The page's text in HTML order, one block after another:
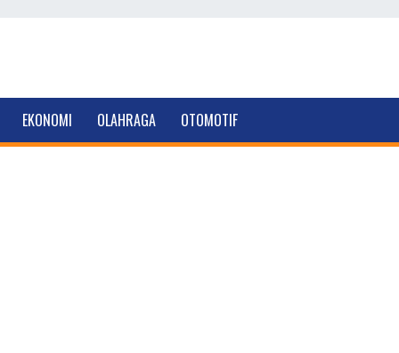
EKONOMI OLAHRAGA OTOMOTIF